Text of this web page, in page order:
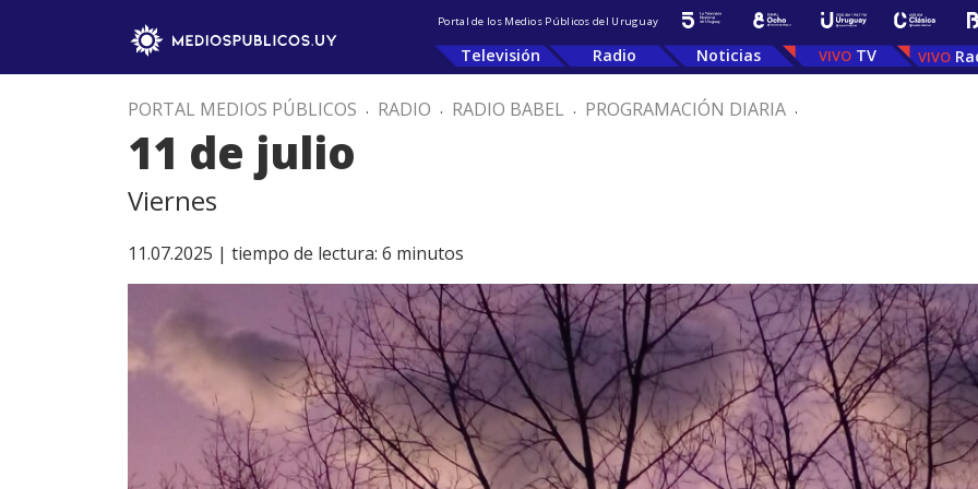
Portal de los Medios Públicos del Uruguay
Televisión Radio Noticias TV
PORTAL MEDIOS PÚBLICOS . RADIO . RADIO BABEL . PROGRAMACIÓN DIARIA .
11 de julio
Viernes
11.07.2025 | tiempo de lectura: 6 minutos